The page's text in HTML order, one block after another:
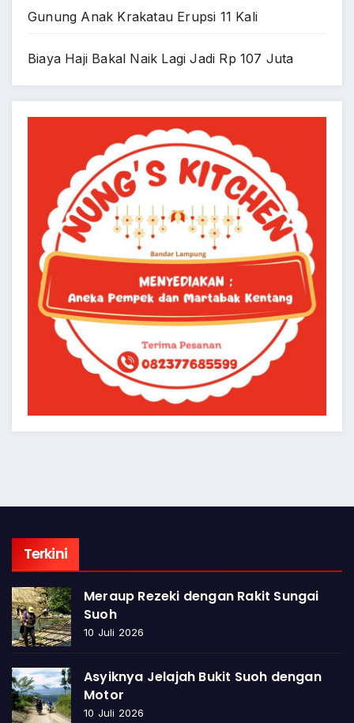
Gunung Anak Krakatau Erupsi 11 Kali
Biaya Haji Bakal Naik Lagi Jadi Rp 107 Juta
Terkini
Meraup Rezeki dengan Rakit Sungai
Suoh
10 Juli 2026
Asyiknya Jelajah Bukit Suoh dengan
Motor
10 Juli 2026